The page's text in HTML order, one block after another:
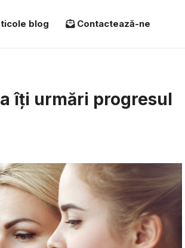
blog Contactează-ne
îți urmări progresul